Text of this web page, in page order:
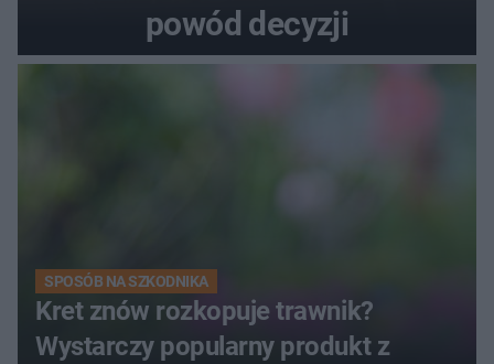
powód decyzji
SPOSÓB NA SZKODNIKA
Kret znów rozkopuje trawnik?
Wystarczy popularny produkt z